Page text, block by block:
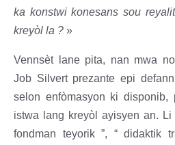
ka konstwi konesans sou
kreyòl la ? »
Vennsèt lane pita, nan mwa
Job Silvert prezante epi defann
selon enfòmasyon ki
istwa lang kreyòl ayisyen an. Li
fondman teyorik ”, “ didaktik